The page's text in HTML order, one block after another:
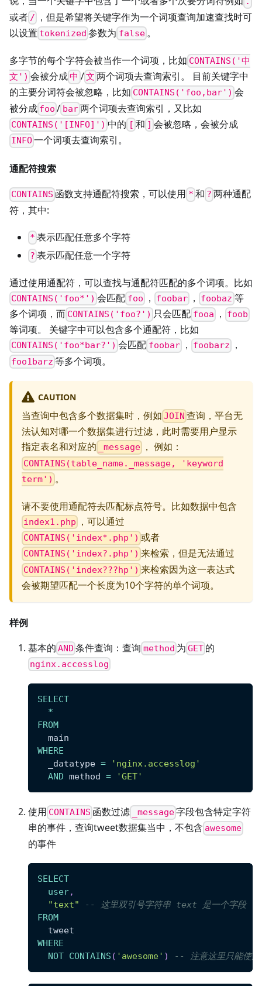
或者 /
，但是希望将关键字作为一个词项查询加速查找时可
以设置 tokenized 参数为 false。
多字节的每个字符会被当作一个词项，比如 CONTAINS('中
文') 会被分成中 /文 两个词项去查询索引。 目前关键字中
的主要分词符会被忽略，比如 CONTAINS('foo,bar') 会
被分成 foo / bar两个词项去查询索引，又比如
CONTAINS('[INFO]') 中的 [ 和 ] 会被忽略，会被分成
INFO一个词项去查询索引。
通配符搜索
CONTAINS 函数支持通配符搜索，可以使用 * 和 ? 两种通配
符，其中:
* 表示匹配任意多个字符
? 表示匹配任意一个字符
通过使用通配符，可以查找与通配符匹配的多个词项。比如
CONTAINS('foo*') 会匹配 foo ， foobar ， foobaz 等
多个词项，而 CONTAINS('foo?') 只会匹配 fooa ， foob
等词项。 关键字中可以包含多个通配符，比如
CONTAINS('foo*bar?') 会匹配 foobar， foobarz ，
foo1barz 等多个词项。
CAUTION
当查询中包含多个数据集时，例如 JOIN 查询，平台无
法认知对哪一个数据集进行过滤，此时需要用户显示
指定表名和对应的
_message ， 例如：
CONTAINS(table_name._message, 'keyword
term') 。
请不要使用通配符去匹配标点符号。比如数据中包含
index1.php ，可以通过
CONTAINS('index*.php') 或者
CONTAINS('index?.php') 来检索，但是无法通过
CONTAINS('index???hp') 来检索因为这一表达式
会被期望匹配一个长度为10个字符的单个词项。
样例
基本的 AND 条件查询：查询 method 为 GET 的
nginx.accesslog
SELECT
*
FROM
  main
WHERE
  _datatype
=
'nginx.accesslog'
AND method = 'GET'
使用 CONTAINS 函数过滤 _message字段包含特定字符
串的事件，查询tweet数据集当中，不包含 awesome
的事件
SELECT
user,
"text"
-- 这里双引号字符串 text 是一个字段
FROM
  tweet
WHERE
NOT CONTAINS ( 'awesome' ) -- 注意这里只能使